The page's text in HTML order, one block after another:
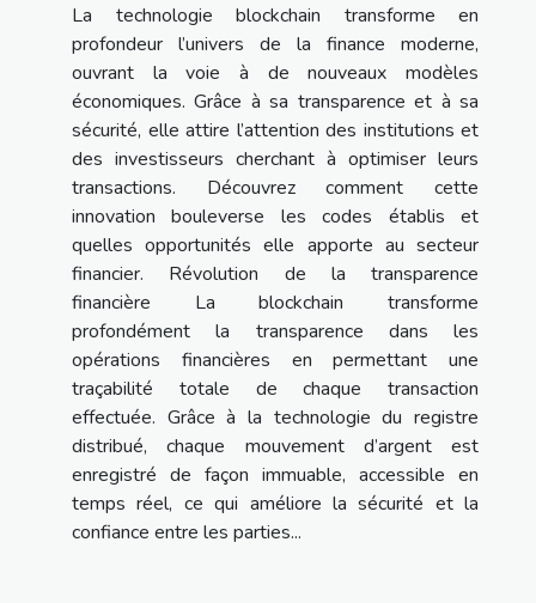
La technologie blockchain transforme en
profondeur l’univers de la finance moderne,
ouvrant la voie à de nouveaux modèles
économiques. Grâce à sa transparence et à sa
sécurité, elle attire l’attention des institutions et
des investisseurs cherchant à optimiser leurs
transactions. Découvrez comment cette
innovation bouleverse les codes établis et
quelles opportunités elle apporte au secteur
financier. Révolution de la transparence
financière La blockchain transforme
profondément la transparence dans les
opérations financières en permettant une
traçabilité totale de chaque transaction
effectuée. Grâce à la technologie du registre
distribué, chaque mouvement d’argent est
enregistré de façon immuable, accessible en
temps réel, ce qui améliore la sécurité et la
confiance entre les parties...